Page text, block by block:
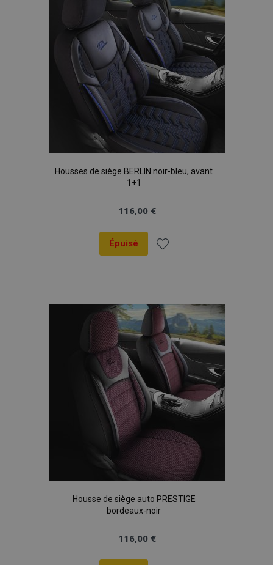
d'achats
Housses de siège BERLIN noir-bleu, avant
1+1
116,00 €
Épuisé
liste
d'achats
Housse de siège auto PRESTIGE
bordeaux-noir
116,00 €